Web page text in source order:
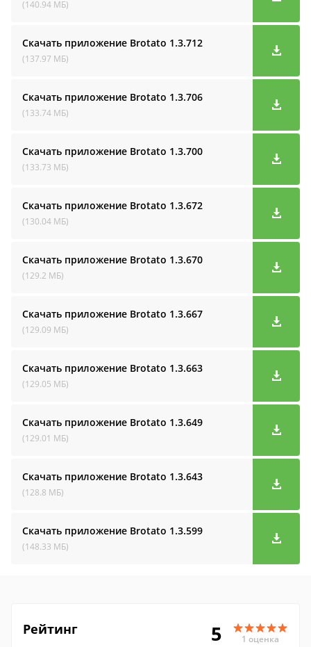
(140.94 МБ)
Скачать приложение Brotato 1.3.712
(137.97 МБ)
Скачать приложение Brotato 1.3.706
(133.74 МБ)
Скачать приложение Brotato 1.3.700
(133.73 МБ)
Скачать приложение Brotato 1.3.672
(130.04 МБ)
Скачать приложение Brotato 1.3.670
(129.2 МБ)
Скачать приложение Brotato 1.3.667
(129.09 МБ)
Скачать приложение Brotato 1.3.663
(129.05 МБ)
Скачать приложение Brotato 1.3.649
(129.01 МБ)
Скачать приложение Brotato 1.3.643
(128.8 МБ)
Скачать приложение Brotato 1.3.599
(148.33 МБ)
Рейтинг 5 1 оценка